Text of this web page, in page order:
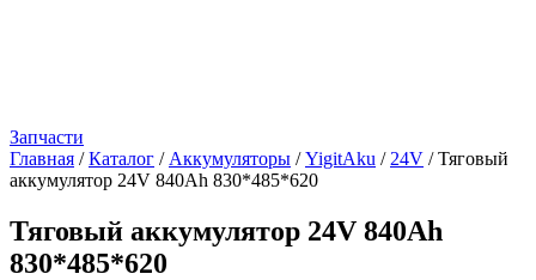
Запчасти
Главная /Каталог / Аккумуляторы /YigitAku / 24V /Тяговый
аккумулятор 24V 840Ah 830*485*620
Тяговый аккумулятор 24V 840Ah
830*485*620